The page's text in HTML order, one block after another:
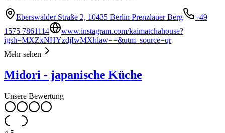
Eberswalder Straße 2, 10435 Berlin Prenzlauer Berg
+49
1575 7861114
www.instagram.com/kaimatchahouse?
igsh=MXZxNHYzdjIwMXhlaw==&utm_source=qr
Mehr sehen
Midori - japanische Küche
Unsere Bewertung